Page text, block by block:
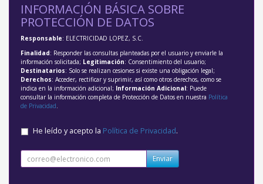
INFORMACIÓN BÁSICA SOBRE
PROTECCIÓN DE DATOS
Responsable: ELECTRICIDAD LOPEZ, S.C.
Finalidad: Responder las consultas planteadas por el usuario y enviarle la
información solicitada; Legitimación: Consentimiento del usuario;
Destinatarios: Solo se realizan cesiones si existe una obligación legal;
Derechos: Acceder, rectificar y suprimir, así como otros derechos, como se
indica en la información adicional; Información Adicional: Puede
consultar la información completa de Protección de Datos en nuestra Política
de Privacidad.
He leído y acepto la Política de Privacidad.
Enviar